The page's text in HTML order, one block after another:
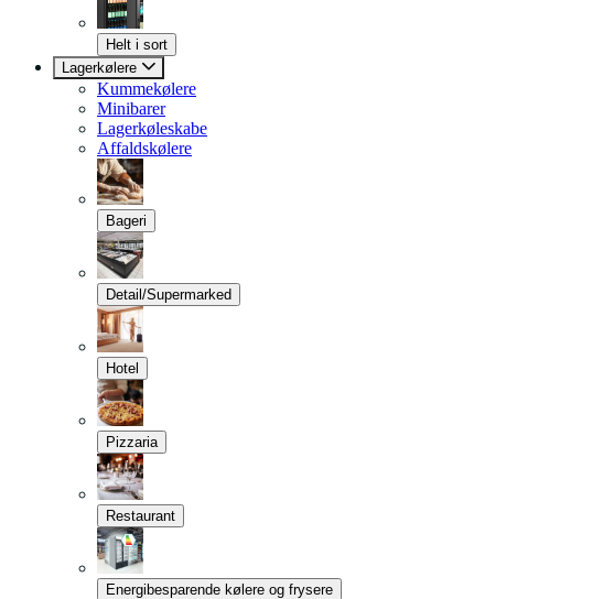
Helt i sort
Lagerkølere
Kummekølere
Minibarer
Lagerkøleskabe
Affaldskølere
Bageri
Detail/Supermarked
Hotel
Pizzaria
Restaurant
Energibesparende kølere og frysere